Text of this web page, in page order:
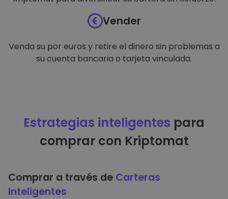
Vender
Venda su por euros y retire el dinero sin problemas a
su cuenta bancaria o tarjeta vinculada.
Estrategias inteligentes para
comprar con Kriptomat
Comprar a través de Carteras
Inteligentes